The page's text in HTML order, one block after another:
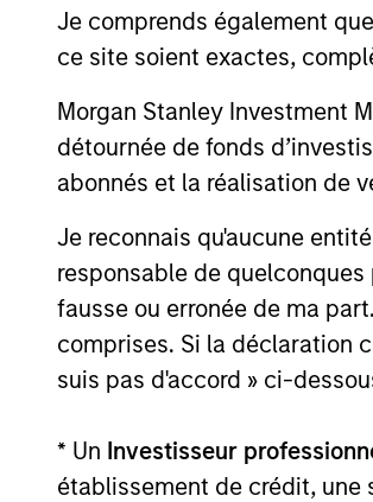
Je comprends également
ce site soient exactes,
Morgan Stanley Investment
détournée de fonds
abonnés et la réalisation de
Je reconnais qu'aucune
responsable de
fausse ou erronée de ma
comprises. Si la déclaration
suis pas d'accord » ci-
* Un Investisseur
établissement de crédit, une
VIDEO
Vidéo : Investir
des obligations
internationales
Le momentum du
obligations vertes est
d’émissions élevé, une
croissante des
vertes modérées. Notre
des émetteurs qui
environnemental positif
de solides perspectives
10-APR-2026